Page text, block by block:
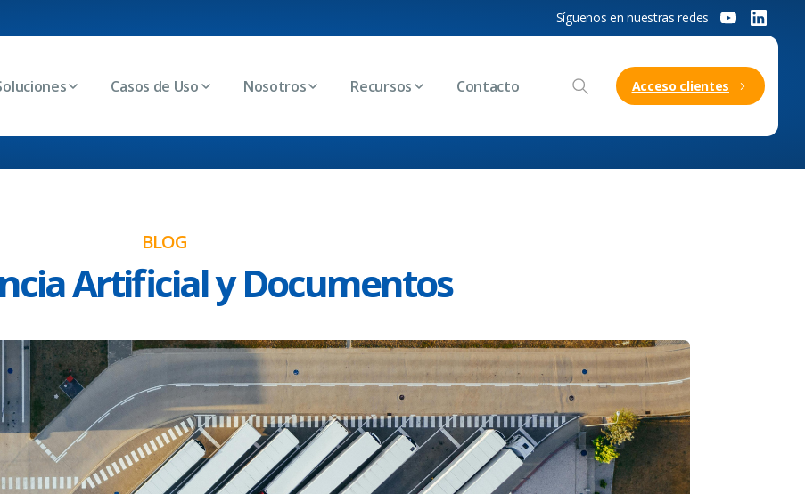
Síguenos en nuestras redes
Casos de Uso Nosotros Recursos Contacto Acceso clientes
BLOG
Artificial y Documentos